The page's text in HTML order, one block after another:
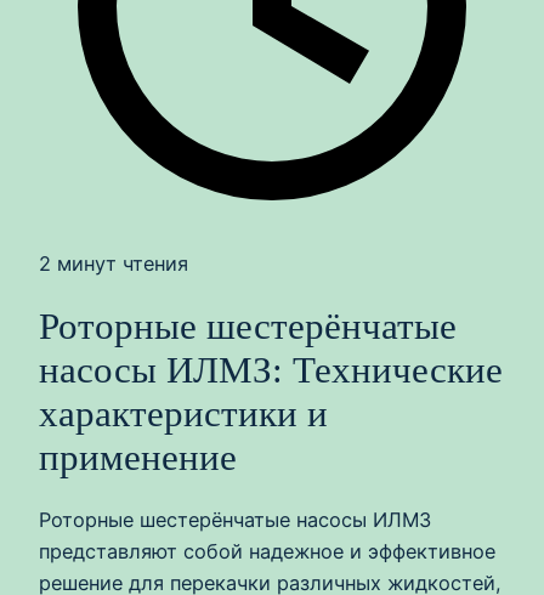
2 минут чтения
Роторные шестерёнчатые
насосы ИЛМЗ: Технические
характеристики и
применение
Роторные шестерёнчатые насосы ИЛМЗ
представляют собой надежное и эффективное
решение для перекачки различных жидкостей,